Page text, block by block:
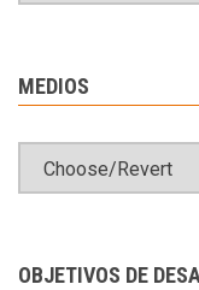
MEDIOS
OBJETIVOS DE